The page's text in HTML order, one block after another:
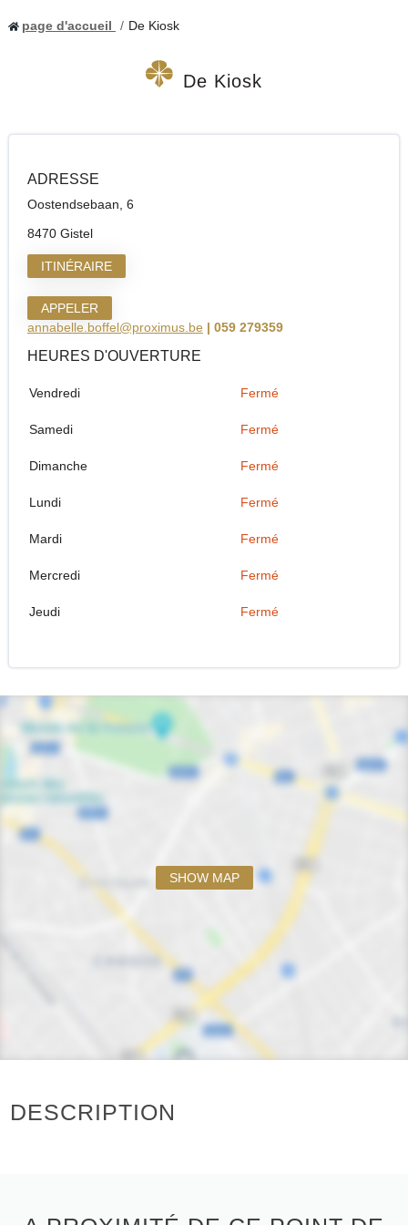
page d'accueil De Kiosk
De Kiosk
ADRESSE
Oostendsebaan, 6
8470 Gistel
ITINÉRAIRE
APPELER
annabelle.boffel@proximus.be | 059 279359
HEURES D'OUVERTURE
Vendredi Fermé
Samedi Fermé
Dimanche Fermé
Lundi Fermé
Mardi Fermé
Mercredi Fermé
Jeudi Fermé
SHOW MAP
DESCRIPTION